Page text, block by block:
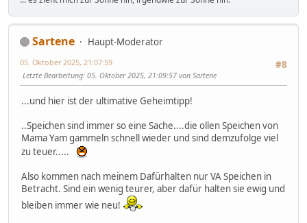
Sartene
Haupt-Moderator
#8
05. Oktober 2025, 21:07:59
Letzte Bearbeitung: 05. Oktober 2025, 21:09:57 von Sartene
...und hier ist der ultimative Geheimtipp!
..Speichen sind immer so eine Sache....die ollen Speichen von
Mama Yam gammeln schnell wieder und sind demzufolge viel
zu teuer.....
Also kommen nach meinem Dafürhalten nur VA Speichen in
Betracht. Sind ein wenig teurer, aber dafür halten sie ewig und
bleiben immer wie neu!